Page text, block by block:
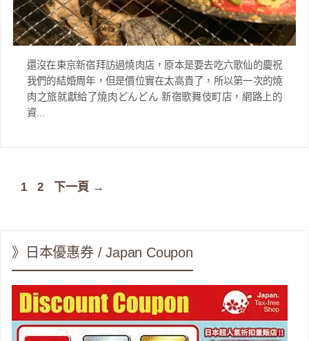
還沒在東京新宿拜訪過燒肉店，原本是要去吃六歌仙的慶祝
我們的結婚周年，但是價位實在太高貴了，所以第一次的燒
肉之旅就獻給了燒肉どんどん 新宿歌舞伎町店，網路上的
資...
頁
1
頁
2 下一頁 →
》日本優惠券 / Japan Coupon